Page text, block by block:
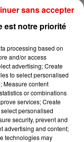
SHAKIRA FEAT. BURNA
BOY
Dai Dai
est notre priorité
processing based on
and/or access
advertising; Create
to select personalised
Measure content
or combinations
services; Create
personalised
security, prevent and
advertising and content;
technologies may
sans accepter